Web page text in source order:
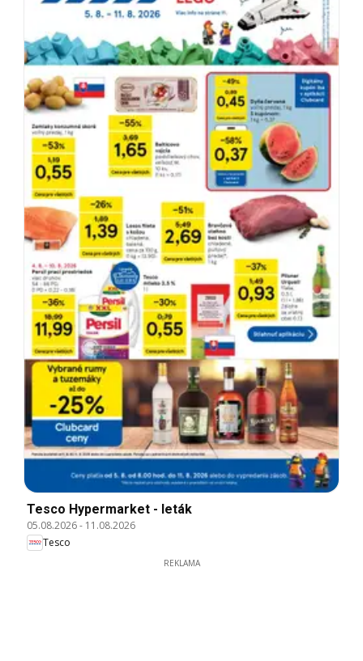
Tesco Hypermarket - leták
05.08.2026- 11.08.2026
Tesco
REKLAMA